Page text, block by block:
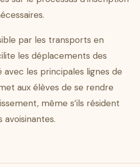
par les transports en
les déplacements des
avec les principales lignes de
aux élèves de se rendre
même s’ils résident
avoisinantes.